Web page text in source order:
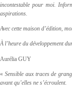
incontestable pour moi.
aspirations.
Avec cette maison d’édition,
À l’heure du développement
Aurélia GUY
« Sensible aux traces de
avant qu’elles ne s’écroulent.